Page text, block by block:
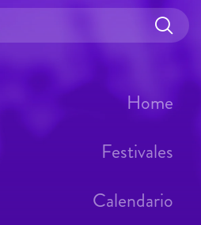
Home
Festivales
Calendario